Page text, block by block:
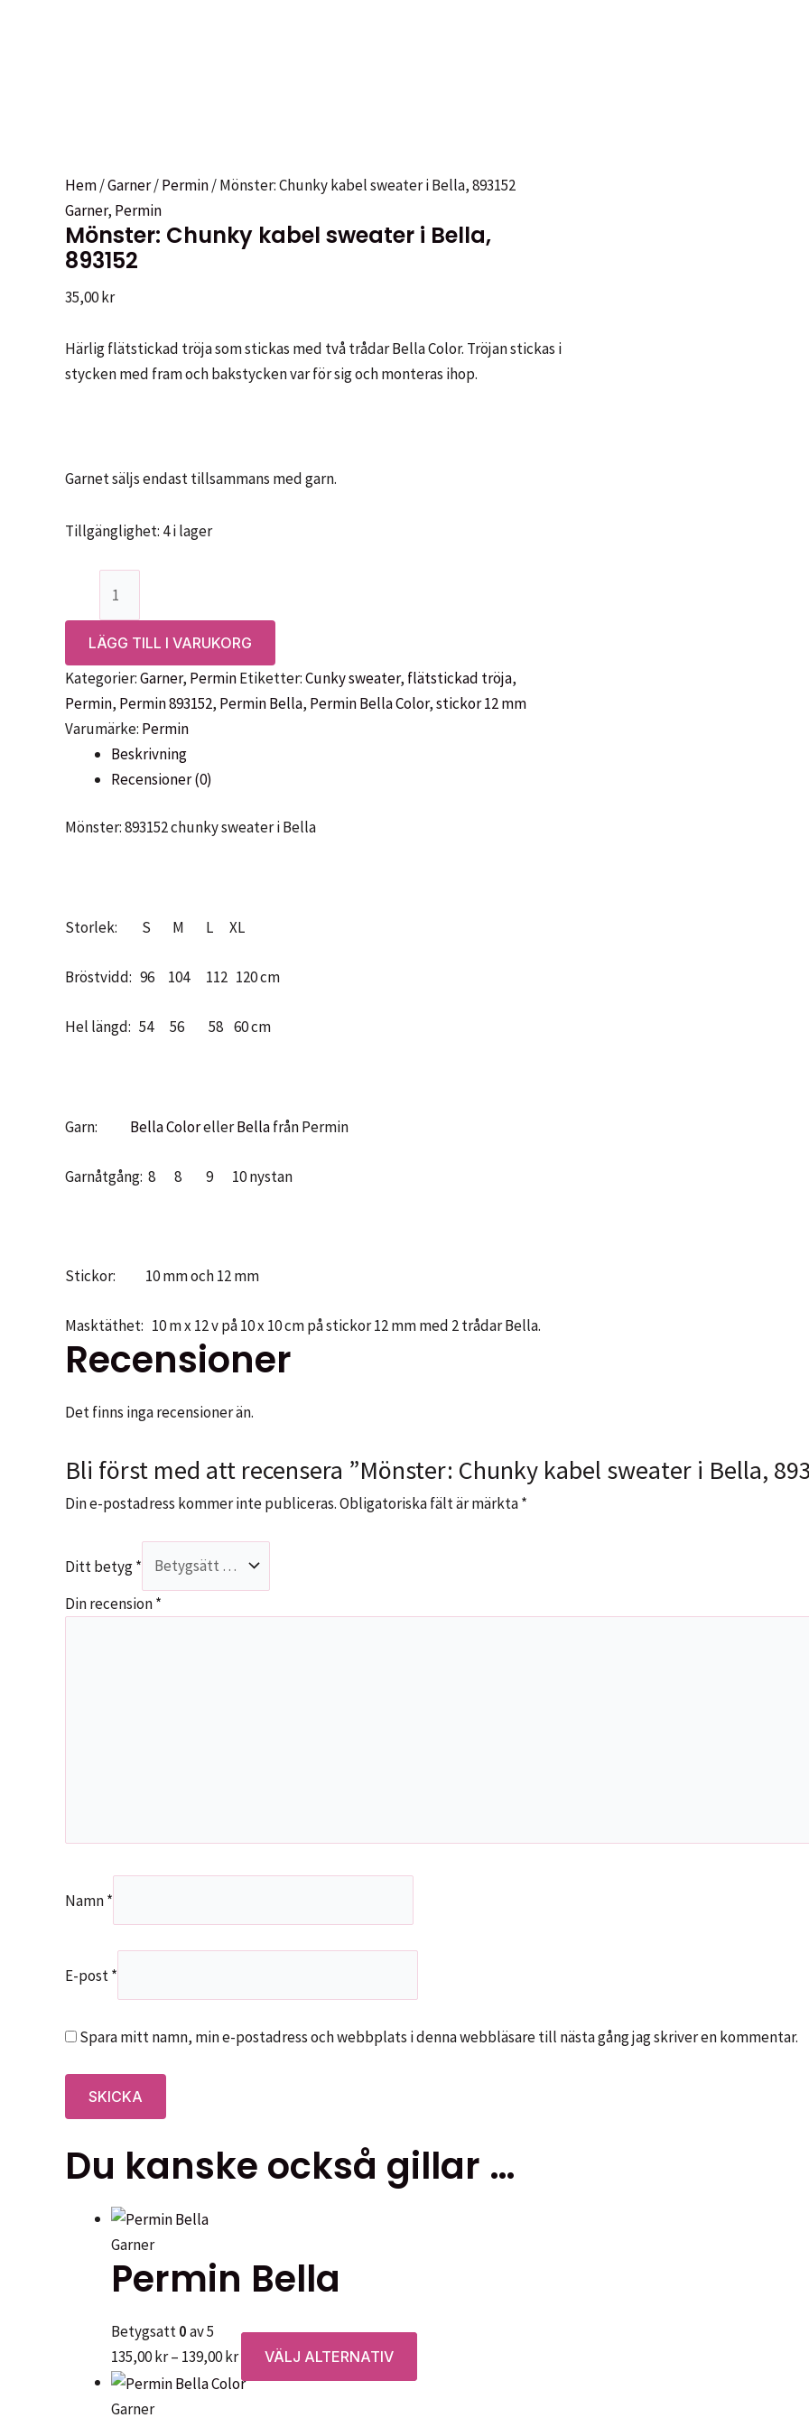
Hem/Garner/Permin/ Mönster: Chunky kabel sweater i Bella, 893152
Garner, Permin
Mönster: Chunky kabel sweater i Bella,
893152
35,00kr
Härlig flätstickad tröja som stickas med två trådar Bella Color. Tröjan stickas i
stycken med fram och bakstycken var för sig och monteras ihop.
Garnet säljs endast tillsammans med garn.
Tillgänglighet: 4 i lager
kabel
i
Bella,
893152
mängd
LÄGG TILL I VARUKORG
Kategorier:Garner, PerminEtiketter:Cunky sweater, flätstickad tröja,
Permin, Permin 893152, Permin Bella, Permin Bella Color,stickor 12 mm
Varumärke: Permin
Beskrivning
Recensioner (0)
Mönster: 893152 chunky sweater i Bella
Storlek: S M L XL
Bröstvidd: 96 104 112 120 cm
Hel längd: 54 56 58 60 cm
Garn: Bella ColorellerBellafrån Permin
Garnåtgång: 8 8 9 10 nystan
Stickor: 10 mm och 12 mm
Masktäthet: 10 m x 12 v på 10 x 10 cm på stickor 12 mm med 2 trådar Bella.
Recensioner
Det finns inga recensioner än.
Bli först med att recensera ”Mönster: Chunky kabel sweater i Bella,
Din e-postadress kommer inte publiceras.Obligatoriska fält är märkta*
Ditt betyg*
Din recension*
Namn*
E-post *
Spara mitt namn, min e-postadress och webbplats i denna webbläsare till nästa gång jag skriver en kommentar.
Du kanske också gillar …
Garner
Permin Bella
Betygsatt0av 5
135,00kr– 139,00krPrisintervall:
135,00 kr
VÄLJ ALTERNATIV
här
Garner